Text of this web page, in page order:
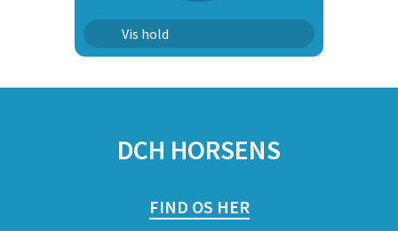
Vis hold
Agility Øvet | AG2
DCH HORSENS
FIND OS HER